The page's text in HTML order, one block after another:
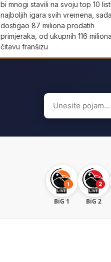
bi mnogi stavili na svoju top 10
najboljih igara svih vremena,
dostigao 87 miliona prodatih
primjeraka, od ukupnih 116
čitavu franšizu
Search
for:
BiG 1 BiG 2